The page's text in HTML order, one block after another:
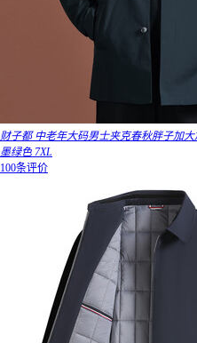
财子都 中老年大码男士夹克春秋胖子加
墨绿色 7XL
100条评价